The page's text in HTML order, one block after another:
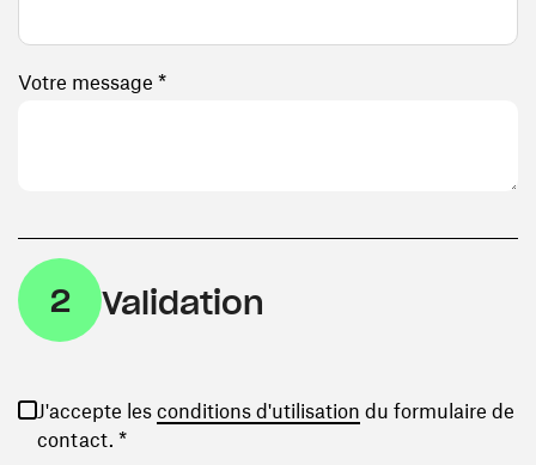
Votre message *
2 Validation
J'accepte les conditions d'utilisation (ouvre une
du formulaire de
contact. *